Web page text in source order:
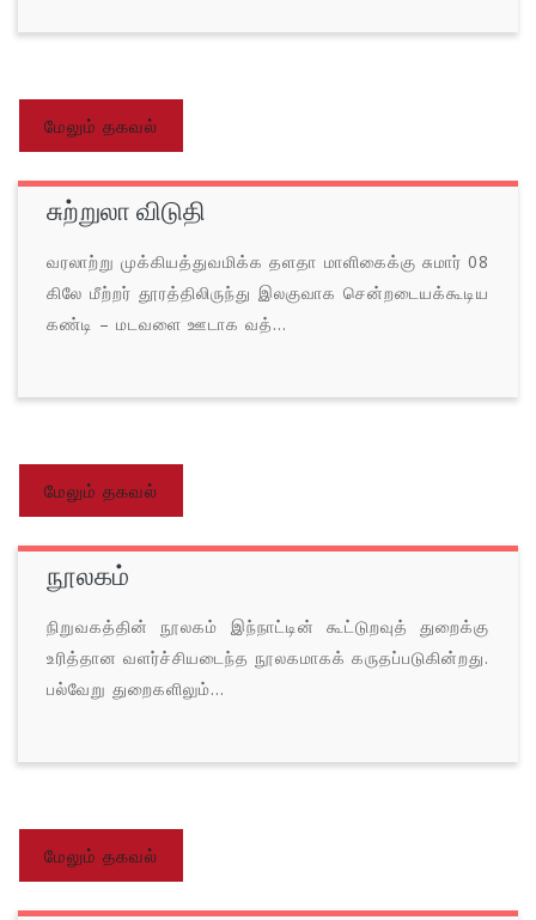
மேலும் தகவல்
சுற்றுலா விடுதி
வரலாற்று முக்கியத்துவமிக்க தளதா மாளிகைக்கு சுமார் 08
கிலே மீற்றர் தூரத்திலிருந்து இலகுவாக சென்றடையக்கூடிய
கண்டி – மடவளை ஊடாக வத்...
மேலும் தகவல்
நூலகம்
நிறுவகத்தின் நூலகம் இந்நாட்டின் கூட்டுறவுத் துறைக்கு
உரித்தான வளர்ச்சியடைந்த நூலகமாகக் கருதப்படுகின்றது.
பல்வேறு துறைகளிலும்...
மேலும் தகவல்